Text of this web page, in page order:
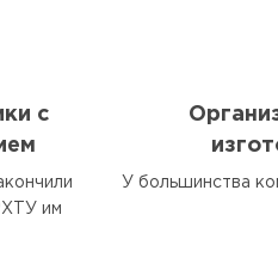
с
им
У большинства